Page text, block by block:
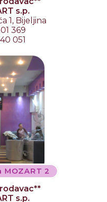
s.p.
1, Bijeljina
369
051
MOZART 2
s.p.